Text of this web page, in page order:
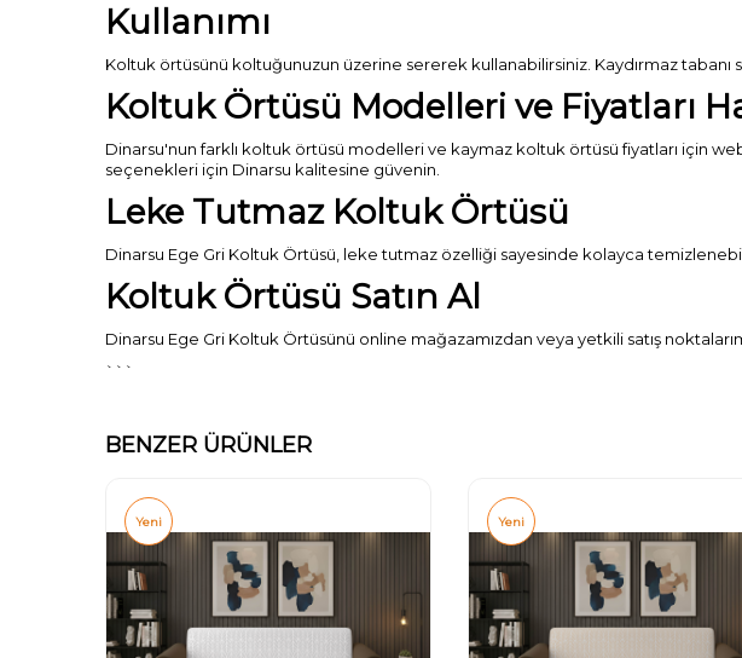
Kullanımı
Koltuk örtüsünü koltuğunuzun üzerine sererek kullanabilirsiniz. Kaydırmaz
Koltuk Örtüsü Modelleri ve Fiyatları
Dinarsu'nun farklı koltuk örtüsü modelleri ve kaymaz koltuk örtüsü fiyatları için
seçenekleri için Dinarsu kalitesine güvenin.
Leke Tutmaz Koltuk Örtüsü
Dinarsu Ege Gri Koltuk Örtüsü, leke tutmaz özelliği sayesinde kolayca
Koltuk Örtüsü Satın Al
Dinarsu Ege Gri Koltuk Örtüsünü online mağazamızdan veya yetkili satış
```
BENZER ÜRÜNLER
Yeni Yeni